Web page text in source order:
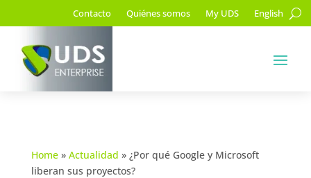
Contacto Quiénes somos My UDS English
Home» Actualidad » ¿Por qué Google y Microsoft
liberan sus proyectos?